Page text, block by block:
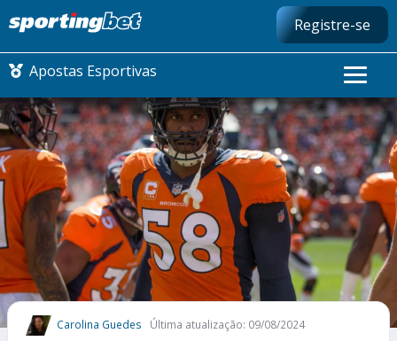
Registre-se
Apostas Esportivas
CONMEBOL LIBERTADORES
FUTEBOL NACIONAL
FUTEBOL INTERNACIONAL
COMO APOSTAR
MAIS ESPORTES
Carolina Guedes Última atualização: 09/08/2024